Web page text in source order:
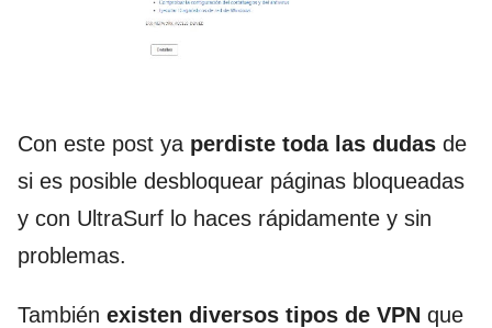
Con este post ya perdiste toda las dudas de
si es posible desbloquear páginas bloqueadas
y con UltraSurf lo haces rápidamente y sin
problemas.
También existen diversos tipos de VPN que